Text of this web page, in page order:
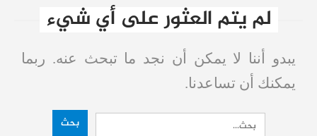
لم يتم العثور على أي شيء
يبدو أننا لا يمكن أن نجد ما تبحث عنه. ربما
يمكنك أن تساعدنا.